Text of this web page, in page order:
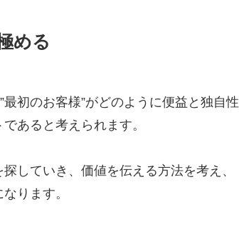
める
初のお客様”がどのように便益と独自性
あると考えられます。
していき、価値を伝える方法を考え、
ります。